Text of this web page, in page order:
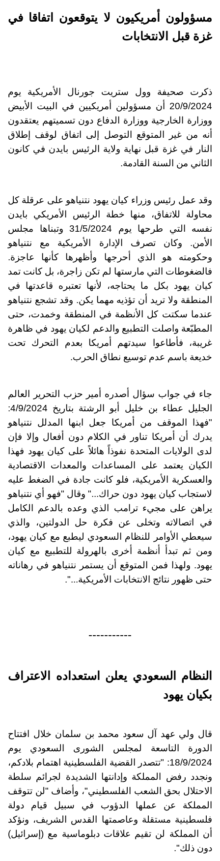
مسؤولون أمريكيون لا يتوقعون اتفاقا في
غزة قبل الانتخابات
ذكرت صحيفة وول ستريت جورنال الأمريكية يوم
20/9/2024 أن مسؤولين أمريكيين في البيت الأبيض
ووزارة الخارجية ووزارة الدفاع دون تسميتهم يعتقدون
أنه من غير المتوقع التوصل إلى اتفاق لوقف إطلاق
النار في غزة قبل نهاية ولاية الرئيس بايدن في كانون
الثاني من السنة القادمة.
وقد عمل رئيس وزراء كيان يهود نتنياهو على عرقلة كل
محاولة للاتفاق، منها خطة الرئيس الأمريكي بايدن
نفسه التي طرحها يوم 31/5/2024 وتبناها مجلس
الأمن. وكان تصرف الإدارة الأمريكية مع نتنياهو
وحكومته هو الذي أحرجها وأظهرها كأنها عاجزة.
فالضغوطات التي مارستها لم تكن زاجرة، بل كانت تمد
كيان يهود بكل ما يحتاجه، لأنها تعتبره قاعدتها في
المنطقة ولا تريد أن تؤذيه مهما يكن. وقد تشجع نتنياهو
عندما سكتت كل الأنظمة في المنطقة وخمدت، حتى
المطبّعة واصلت التطبيع والدعم لكيان يهود في ظاهرة
غريبة، فأطاعوا سيدتهم أمريكا بعدم التحرك تحت
خديعة باسم عدم توسيع نطاق الحرب.
جاء في جواب سؤال أصدره أمير حزب التحرير العالم
الجليل عطاء بن خليل أبو الرشتة بتاريخ 4/9/2024:
"فهذا الموقف من أمريكا جعل ابنها المدلل نتنياهو
يدرك أن أمريكا تناور في الكلام دون أفعال وإلا فإن
لدى الولايات المتحدة نفوذاً هائلاً على كيان يهود فهذا
الكيان يعتمد على المساعدات والمعدات الاقتصادية
والعسكرية الأمريكية، فلو كانت جادة في الضغط عليه
لاستجاب كيان يهود دون حراك..." وقال "فهو أي نتنياهو
يراهن على مجيء ترامب الذي وعده بالدعم الكامل
في اتصالاته وتخلى عن فكرة حل الدولتين، والذي
سيعطي الأوامر للنظام السعودي ليطبع مع كيان يهود،
ومن ثم تبدأ أنظمة أخرى بالهرولة للتطبيع مع كيان
يهود. ولهذا فمن المتوقع أن يستمر نتنياهو في رهاناته
حتى ظهور نتائج الانتخابات الأمريكية...".
-----------
النظام السعودي يعلن استعداده الاعتراف
بكيان يهود
قال ولي عهد آل سعود محمد بن سلمان خلال افتتاح
الدورة التاسعة لمجلس الشورى السعودي يوم
18/9/2024: "تتصدر القضية الفلسطينية اهتمام بلادكم،
ونجدد رفض المملكة وإدانتها الشديدة لجرائم سلطة
الاحتلال بحق الشعب الفلسطيني"، وأضاف "لن تتوقف
المملكة عن عملها الدؤوب في سبيل قيام دولة
فلسطينية مستقلة وعاصمتها القدس الشريف، ونؤكد
أن المملكة لن تقيم علاقات دبلوماسية مع (إسرائيل)
دون ذلك".